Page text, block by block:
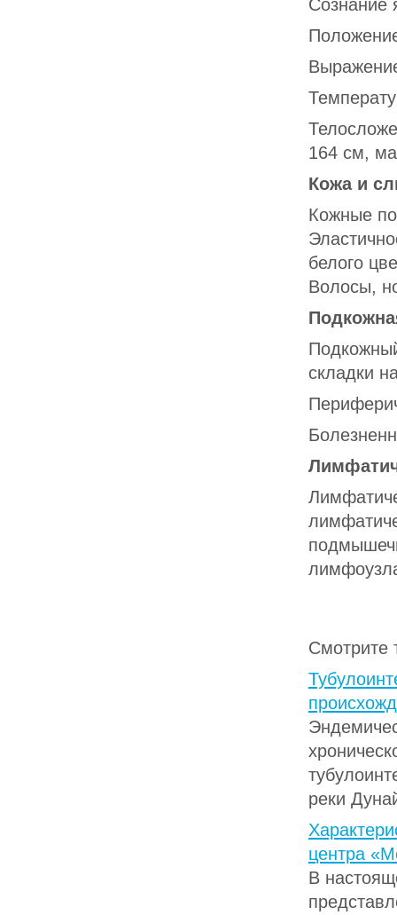
Сознание
164 см,
Кожа и
Кожные
белого
Волосы,
складки
Смотрите
реки
центра
В